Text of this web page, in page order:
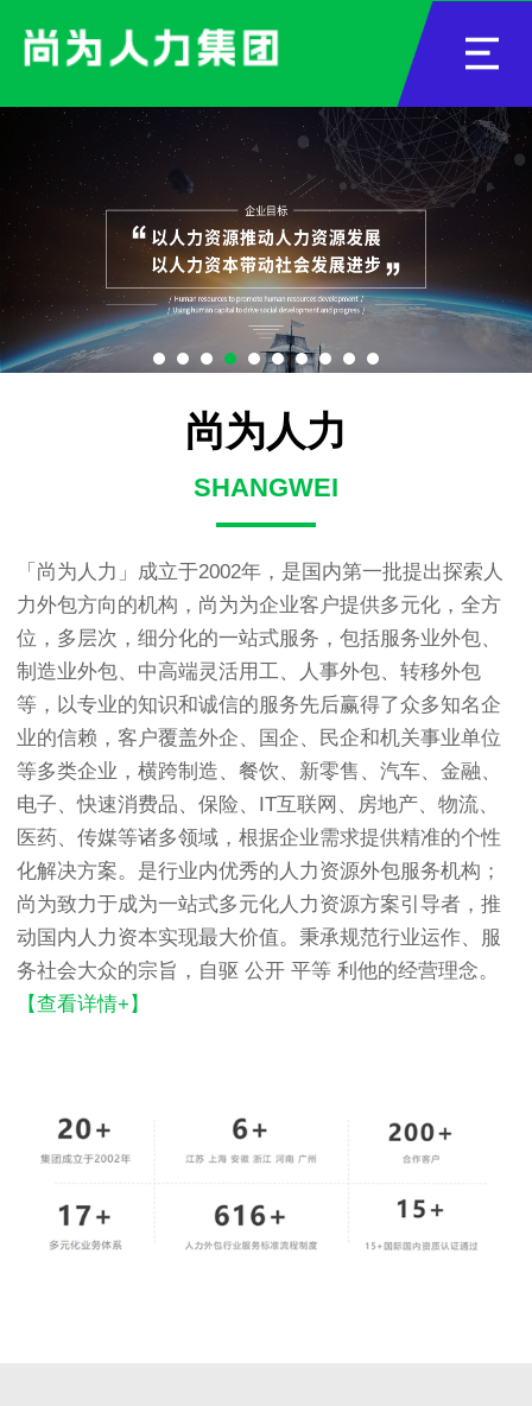
尚为人力
SHANGWEI
「尚为人力」成立于2002年，是国内第一批提出探索人
力外包方向的机构，尚为为企业客户提供多元化，全方
位，多层次，细分化的一站式服务，包括服务业外包、
制造业外包、中高端灵活用工、人事外包、转移外包
等，以专业的知识和诚信的服务先后赢得了众多知名企
业的信赖，客户覆盖外企、国企、民企和机关事业单位
等多类企业，横跨制造、餐饮、新零售、汽车、金融、
电子、快速消费品、保险、IT互联网、房地产、物流、
医药、传媒等诸多领域，根据企业需求提供精准的个性
化解决方案。是行业内优秀的人力资源外包服务机构；
尚为致力于成为一站式多元化人力资源方案引导者，推
动国内人力资本实现最大价值。秉承规范行业运作、服
务社会大众的宗旨，自驱 公开 平等 利他的经营理念。
【查看详情+】